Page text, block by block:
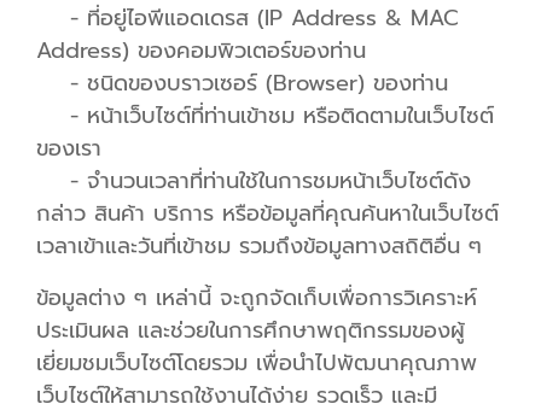
- ที่อยู่ไอพีแอดเดรส (IP Address & MAC
Address) ของคอมพิวเตอร์ของท่าน
- ชนิดของบราวเซอร์ (Browser) ของท่าน
- หน้าเว็บไซต์ที่ท่านเข้าชม หรือติดตามในเว็บไซต์
ของเรา
- จำนวนเวลาที่ท่านใช้ในการชมหน้าเว็บไซต์ดัง
กล่าว สินค้า บริการ หรือข้อมูลที่คุณค้นหาในเว็บไซต์
เวลาเข้าและวันที่เข้าชม รวมถึงข้อมูลทางสถิติอื่น ๆ
ข้อมูลต่าง ๆ เหล่านี้ จะถูกจัดเก็บเพื่อการวิเคราะห์
ประเมินผล และช่วยในการศึกษาพฤติกรรมของผู้
เยี่ยมชมเว็บไซต์โดยรวม เพื่อนำไปพัฒนาคุณภาพ
เว็บไซต์ให้สามารถใช้งานได้ง่าย รวดเร็ว และมี